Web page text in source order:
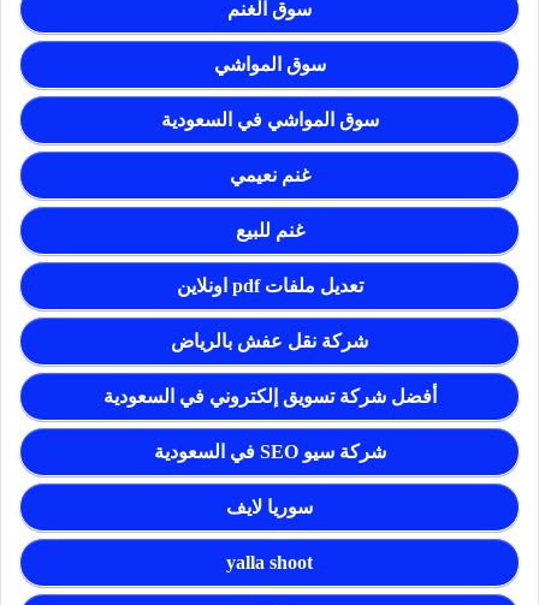
سوق الغنم
سوق المواشي
سوق المواشي في السعودية
غنم نعيمي
غنم للبيع
تعديل ملفات pdf اونلاين
شركة نقل عفش بالرياض
أفضل شركة تسويق إلكتروني في السعودية
شركة سيو SEO في السعودية
سوريا لايف
yalla shoot